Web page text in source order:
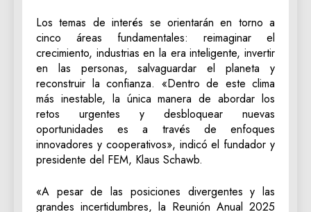
Los temas de interés se orientarán en torno a
cinco áreas fundamentales: reimaginar el
crecimiento, industrias en la era inteligente, invertir
en las personas, salvaguardar el planeta y
reconstruir la confianza. «Dentro de este clima
más inestable, la única manera de abordar los
retos urgentes y desbloquear nuevas
oportunidades es a través de enfoques
innovadores y cooperativos», indicó el fundador y
presidente del FEM, Klaus Schawb.
«A pesar de las posiciones divergentes y las
grandes incertidumbres, la Reunión Anual 2025